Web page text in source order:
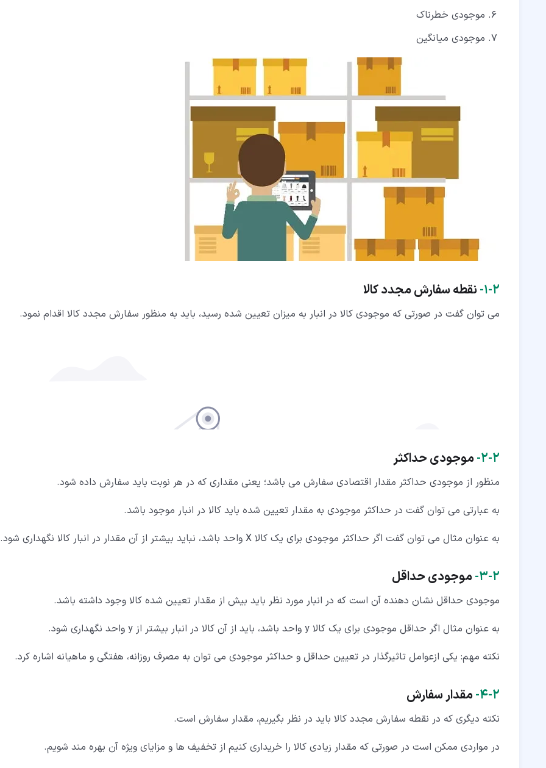
موجودی خطرناک
موجودی میانگین
۲‏-‏۱‏- نقطه سفارش مجدد کالا
می توان گفت در صورتی که موجودی کالا در انبار به میزان تعیین شده رسید، باید به منظور سفارش مجدد کالا اقدام نمود.
۲‏-‏۲‏- موجودی حداکثر
منظور از موجودی حداکثر مقدار اقتصادی سفارش می باشد؛ یعنی مقداری که در هر نوبت باید سفارش داده شود.
به عبارتی می توان گفت در حداکثر موجودی به مقدار تعیین شده باید کالا در انبار موجود باشد.
به عنوان مثال می توان گفت اگر حداکثر موجودی برای یک کالا X واحد باشد، نباید بیشتر از آن مقدار در انبار کالا نگهداری شود.
۲‏-‏۳‏- موجودی حداقل
موجودی حداقل نشان دهنده آن است که در انبار مورد نظر باید بیش از مقدار تعیین شده کالا وجود داشته باشد.
به عنوان مثال اگر حداقل موجودی برای یک کالا y واحد باشد، باید از آن کالا در انبار بیشتر از y واحد نگهداری شود.
نکته مهم: یکی ازعوامل تاثیرگذار در تعیین حداقل و حداکثر موجودی می توان به مصرف روزانه، هفتگی و ماهیانه اشاره کرد.
۲‏-‏۴‏- مقدار سفارش
نکته دیگری که در نقطه سفارش مجدد کالا باید در نظر بگیریم، مقدار سفارش است.
در مواردی ممکن است در صورتی که مقدار زیادی کالا را خریداری کنیم از تخفیف ها و مزایای ویژه آن بهره مند شویم.